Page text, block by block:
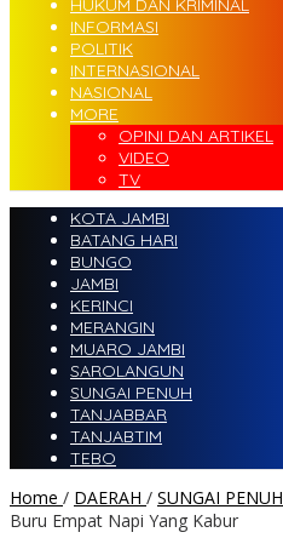
HUKUM DAN KRIMINAL
INFORMASI
POLITIK
INTERNASIONAL
NASIONAL
MORE
OPINI DAN ARTIKEL
VIDEO
TV
KOTA JAMBI
BATANG HARI
BUNGO
JAMBI
KERINCI
MERANGIN
MUARO JAMBI
SAROLANGUN
SUNGAI PENUH
TANJABBAR
TANJABTIM
TEBO
Home / DAERAH / SUNGAI PENUH
Buru Empat Napi Yang Kabur